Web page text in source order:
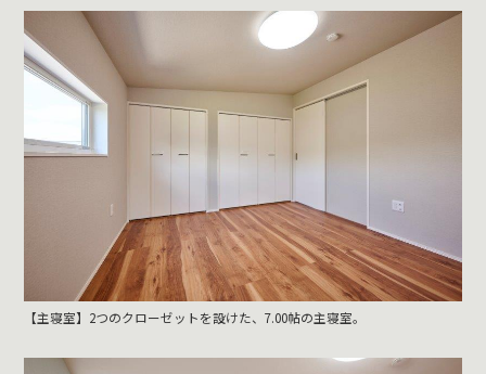
【主寝室】2つのクローゼットを設けた、7.00帖の主寝室。